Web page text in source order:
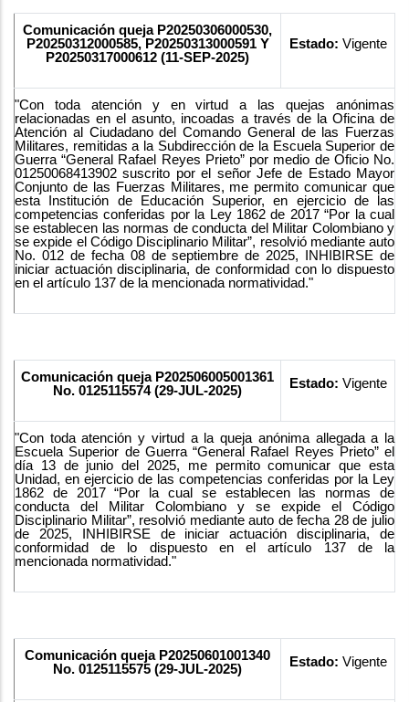
Comunicación queja P20250306000530,
P20250312000585, P20250313000591 Y
P20250317000612 (11-SEP-2025)
Estado: Vigente
"Con toda atención y en virtud a las quejas anónimas
relacionadas en el asunto, incoadas a través de la Oficina de
Atención al Ciudadano del Comando General de las Fuerzas
Militares, remitidas a la Subdirección de la Escuela Superior de
Guerra “General Rafael Reyes Prieto” por medio de Oficio No.
01250068413902 suscrito por el señor Jefe de Estado Mayor
Conjunto de las Fuerzas Militares, me permito comunicar que
esta Institución de Educación Superior, en ejercicio de las
competencias conferidas por la Ley 1862 de 2017 “Por la cual
se establecen las normas de conducta del Militar Colombiano y
se expide el Código Disciplinario Militar”, resolvió mediante auto
No. 012 de fecha 08 de septiembre de 2025, INHIBIRSE de
iniciar actuación disciplinaria, de conformidad con lo dispuesto
en el artículo 137 de la mencionada normatividad."
Comunicación queja P202506005001361
No. 0125115574 (29-JUL-2025)
Estado: Vigente
"Con toda atención y virtud a la queja anónima allegada a la
Escuela Superior de Guerra “General Rafael Reyes Prieto” el
día 13 de junio del 2025, me permito comunicar que esta
Unidad, en ejercicio de las competencias conferidas por la Ley
1862 de 2017 “Por la cual se establecen las normas de
conducta del Militar Colombiano y se expide el Código
Disciplinario Militar”, resolvió mediante auto de fecha 28 de julio
de 2025, INHIBIRSE de iniciar actuación disciplinaria, de
conformidad de lo dispuesto en el artículo 137 de la
mencionada normatividad."
Comunicación queja P20250601001340
No. 0125115575 (29-JUL-2025)
Estado: Vigente